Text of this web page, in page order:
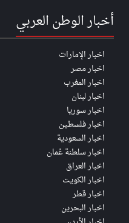
أخبار الوطن العربي
اخبار الإمارات
اخبار مصر
اخبار المغرب
اخبار لبنان
اخبار سوريا
اخبار فلسطين
اخبار السعودية
اخبار سلطنة عُمان
اخبار العراق
اخبار الكويت
اخبار قطر
اخبار البحرين